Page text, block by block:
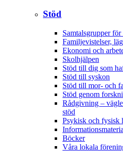
Stöd
Samtalsgrupper
Familjevistelser,
Ekonomi och
Skolhjälpen
Stöd till dig som
Stöd till syskon
Stöd till mor- och
Stöd genom
Rådgivning –
stöd
Psykisk och fysisk
Böcker
Våra lokala